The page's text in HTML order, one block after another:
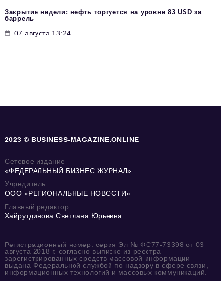
Закрытие недели: нефть торгуется на уровне 83 USD за
баррель
07 августа 13:24
2023 © BUSINESS-MAGAZINE.ONLINE
Сетевое издание
«ФЕДЕРАЛЬНЫЙ БИЗНЕС ЖУРНАЛ»
Учредитель
ООО «РЕГИОНАЛЬНЫЕ НОВОСТИ»
Главный редактор
Хайрутдинова Светлана Юрьевна
Регистрационный номер: серия Эл № ФС77-73398 от 03
августа 2018 г. согласно выписке из реестра
зарегистрированных средств массовой информации
выдана Федеральной службой по надзору в сфере связи,
информационных технологий и массовых коммуникаций.